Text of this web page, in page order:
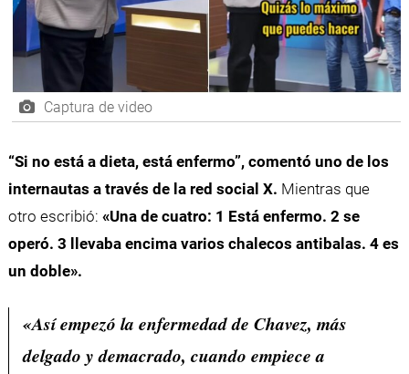
Captura de video
“Si no está a dieta, está enfermo”, comentó uno de los
internautas a través de la red social X. Mientras que
otro escribió: «Una de cuatro: 1 Está enfermo. 2 se
operó. 3 llevaba encima varios chalecos antibalas. 4 es
un doble».
«Así empezó la enfermedad de Chavez, más
delgado y demacrado, cuando empiece a